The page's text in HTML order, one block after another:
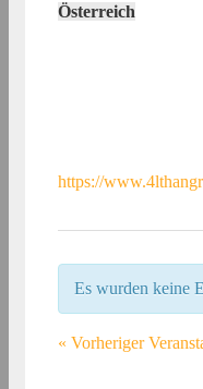
Österreich
https://
Es wurden keine
« Vorheriger